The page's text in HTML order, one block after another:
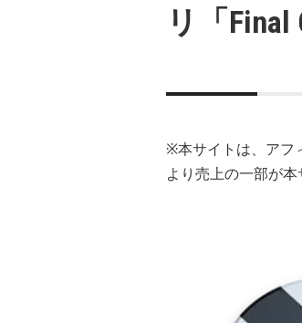
リ「
※本サイトは、アフ
より売上の一部が本